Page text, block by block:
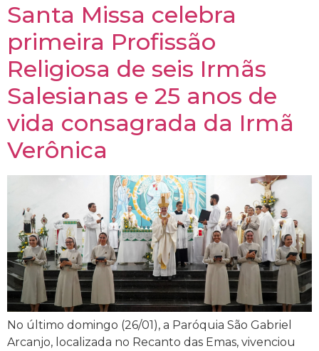
Santa Missa celebra
primeira Profissão
Religiosa de seis Irmãs
Salesianas e 25 anos de
vida consagrada da Irmã
Verônica
No último domingo (26/01), a Paróquia São Gabriel
Arcanjo, localizada no Recanto das Emas, vivenciou